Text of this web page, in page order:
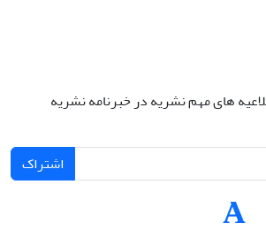
های مهم نشریه در خبرنامه نشریه
اشتراک